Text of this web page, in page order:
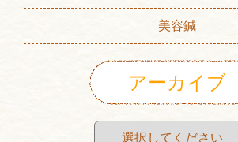
美容鍼
アーカイブ